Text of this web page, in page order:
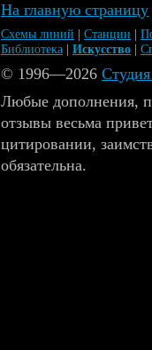
На главную страницу
Схемы линий Станции
Библиотека
Искусство
© 1996—2026
Любые дополнения,
отзывы весьма
цитировании,
обязательна.